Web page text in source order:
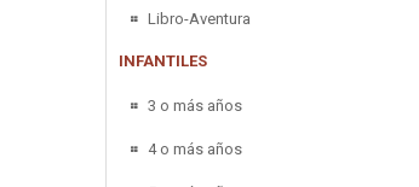
Libro-Aventura
INFANTILES
3 o más años
4 o más años